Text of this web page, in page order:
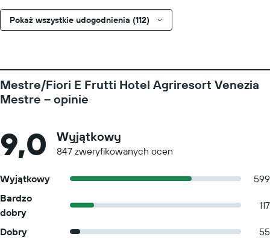
Pokaż wszystkie udogodnienia (112)
Mestre/Fiori E Frutti Hotel Agriresort Venezia
Mestre – opinie
9,0 Wyjątkowy
847 zweryfikowanych ocen
Wyjątkowy
599
Bardzo
dobry
117
Dobry
55